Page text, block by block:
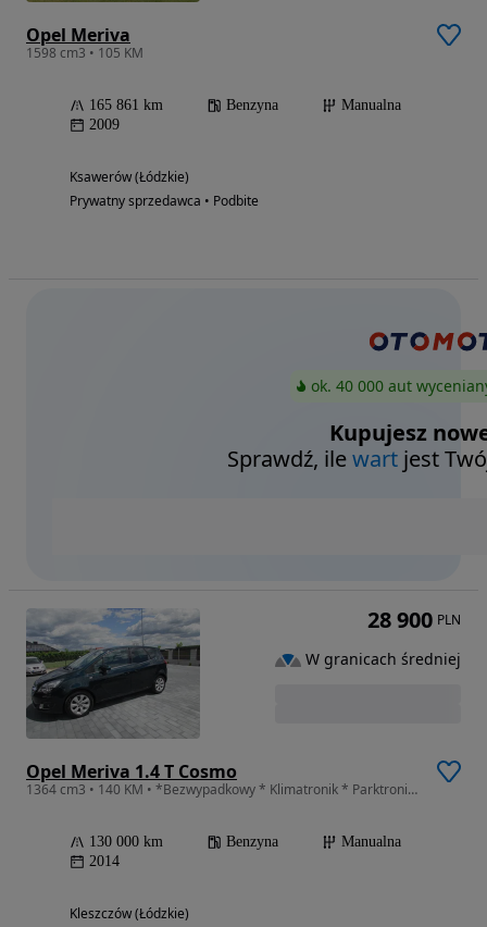
Opel Meriva
1598 cm3 • 105 KM
165 861 km Benzyna
Manualna
2009
Ksawerów (Łódzkie)
Prywatny sprzedawca • Podbite
ok. 40 000 aut
Kupujesz
Sprawdź, ilewart jest
Opel Meriva 1.4 T Cosmo
1364 cm3 • 140 KM • *Bezwypadkowy * Klimatronik * Parktronik*Alufelgi*Kamera cofania*
130 000 km Benzyna
Manualna
2014
Kleszczów (Łódzkie)
28 900 PLN
W granicach średniej